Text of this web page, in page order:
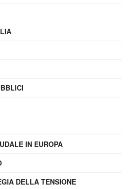
IN EUROPA
DELLA TENSIONE